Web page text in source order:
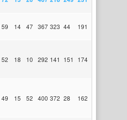
59 14 47 367 323 44 191
52 18 10 292 141 151 174
49 15 52 400 372 28 162